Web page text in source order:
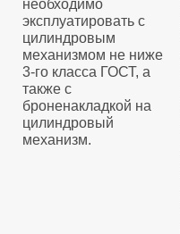
необходимо
эксплуатировать с
цилиндровым
механизмом не ниже
3-го класса ГОСТ, а
также с
броненакладкой на
цилиндровый
механизм.